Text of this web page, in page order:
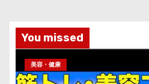
You missed
美容・健康